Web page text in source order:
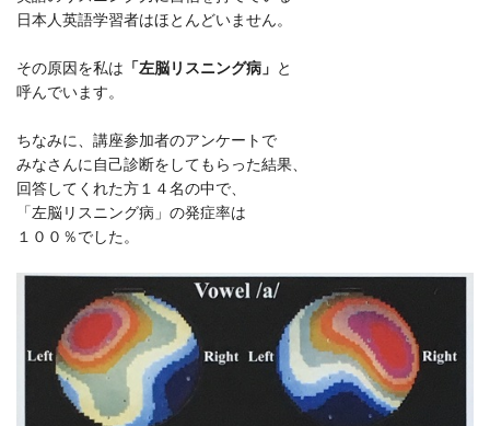
日本人英語学習者はほとんどいません。
その原因を私は 「左脳リスニング病」 と
呼んでいます。
ちなみに、講座参加者のアンケートで
みなさんに自己診断をしてもらった結果、
回答してくれた方１４名の中で、
「左脳リスニング病」の発症率は
１００％でした。